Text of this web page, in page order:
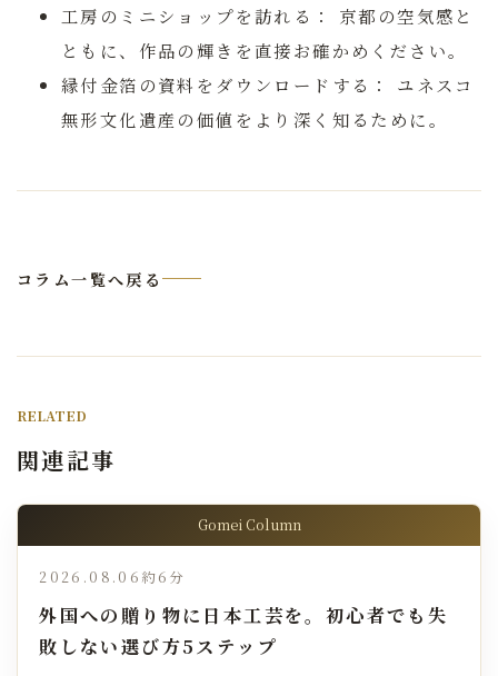
工房のミニショップを訪れる：
京都の空気感と
ともに、作品の輝きを直接お確かめください。
縁付金箔の資料をダウンロードする：
ユネスコ
無形文化遺産の価値をより深く知るために。
コラム一覧へ戻る
RELATED
関連記事
Gomei Column
2026.08.06 約6分
外国への贈り物に日本工芸を。初心者でも失
敗しない選び方5ステップ